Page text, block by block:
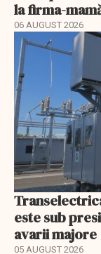
la firma-
06 AUGUST 2026
este sub
avarii majore
05 AUGUST 2026